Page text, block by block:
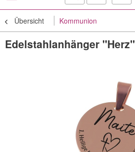
Übersicht Kommunion
Edelstahlanhänger "Herz"